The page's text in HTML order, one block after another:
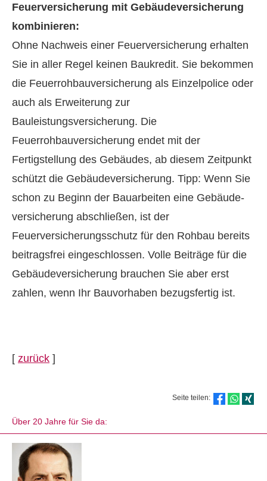
Feuerversicherung mit Ge­bäude­ver­si­che­rung
kombinieren:
Ohne Nachweis einer Feuerversicherung erhalten
Sie in aller Regel keinen Baukredit. Sie bekommen
die Feuerrohbauversicherung als Einzelpolice oder
auch als Erweiterung zur
Bauleistungsversicherung. Die
Feuerrohbauversicherung endet mit der
Fertigstellung des Gebäudes, ab diesem Zeitpunkt
schützt die Ge­bäude­ver­si­che­rung. Tipp: Wenn Sie
schon zu Beginn der Bauarbeiten eine Ge­bäude­
ver­si­che­rung abschließen, ist der
Feuerversicherungsschutz für den Rohbau bereits
beitragsfrei eingeschlossen. Volle Beiträge für die
Ge­bäude­ver­si­che­rung brauchen Sie aber erst
zahlen, wenn Ihr Bauvorhaben bezugsfertig ist.
[ zurück ]
Seite teilen:
Über 20 Jahre für Sie da: